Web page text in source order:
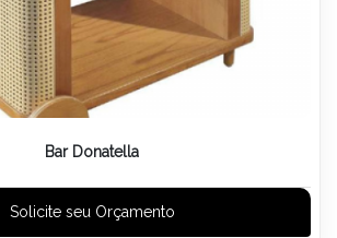
Bar Donatella
Solicite seu Orçamento